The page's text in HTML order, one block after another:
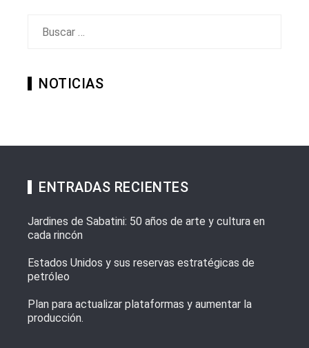
NOTICIAS
ENTRADAS RECIENTES
Jardines de Sabatini: 50 años de arte y cultura en
cada rincón
Estados Unidos y sus reservas estratégicas de
petróleo
Plan para actualizar plataformas y aumentar la
producción.